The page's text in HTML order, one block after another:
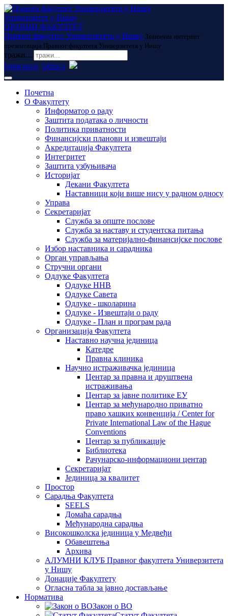
Универзитет у Нишу
ПРАВНИ ФАКУЛТЕТ
Правни факултет Универзитета у Нишу Званична интернет
презентација Правног факултета Универзитета у Нишу
тражи...
ћирилица latinica
Почетна
О Факултету
Информатор о раду
Заштита података о личности
Политика приватности
Финансијски планови и извештаји
Акредитација Факултета
Интегритет
Заштита узбуњивача
Историјат
Декани Факултета
Наставници који више нису у радном односу
Управа
Секретаријат
Служба за опште послове
Служба за наставу и студентска питања
Служба за материјално-финансијске послове
Избор наставника и сарадника
Oрган управљања
Стручни органи
Одлуке Факултета
Одлуке ННВ
Одлуке Савета
Одлуке - школарина
Одлуке - Извештаји о раду
Одлуке - План и програм рада
Организација Факултета
Наставно научна јединица
Катедре
Правна клиника
Научно истраживачка јединица
Центар за правна и друштвена
истраживања
Центар за јавне политике ЕУ
Центар за међународно приватно
право хашких конвенција / Center for
Private International Law of the Hague
Conventions
Центар за публикације
Библиотека
Рачунарско-информациони центар
Секретаријат
Јединица за квалитет
Простор
Сарадња Факултета
SEELS
Домаћа сарадња
Међународна сарадња
Високошколска јединица у Медвеђи
Обавештења
Архива
АЛУМНИ КЛУБ Правног факултета Универзитета
у Нишу
Донације Факултету
Огласна табла за јавно достављање
Норматива
Закон о ВО